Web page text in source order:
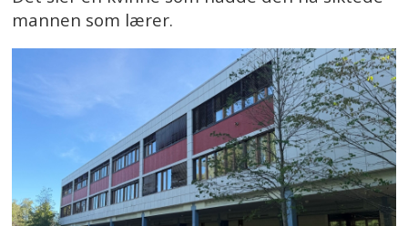
mannen som lærer.